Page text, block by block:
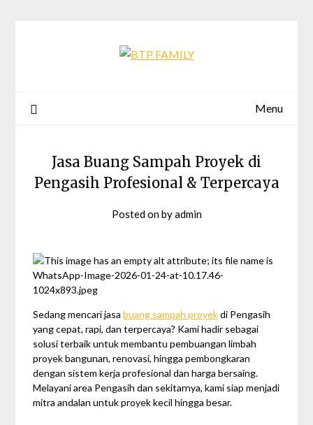
Menu
Jasa Buang Sampah Proyek di
Pengasih Profesional & Terpercaya
Posted onbyadmin
Sedang mencari jasabuang sampah proyekdi Pengasih
yang cepat, rapi, dan terpercaya? Kami hadir sebagai
solusi terbaik untuk membantu pembuangan limbah
proyek bangunan, renovasi, hingga pembongkaran
dengan sistem kerja profesional dan harga bersaing.
Melayani area Pengasih dan sekitarnya, kami siap menjadi
mitra andalan untuk proyek kecil hingga besar.